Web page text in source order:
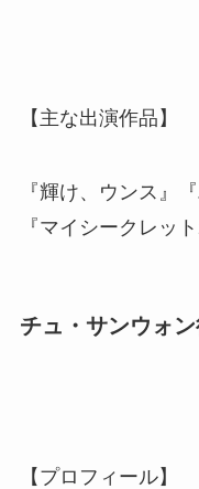
【主な出演作品】
『輝け、ウンス』
『マイシークレット
チュ・サンウォ
【プロフィール】